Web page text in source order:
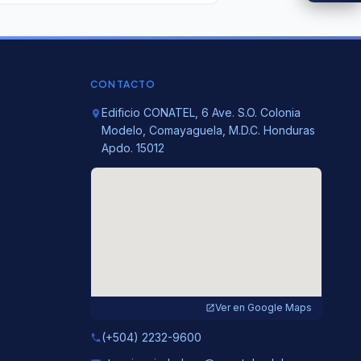
CONTACTO
location_on Edificio CONATEL, 6 Ave. S.O. Colonia
Modelo, Comayaguela, M.D.C. Honduras
Apdo. 15012
open_in_newVer en Google Maps
phone(+504) 2232-9600